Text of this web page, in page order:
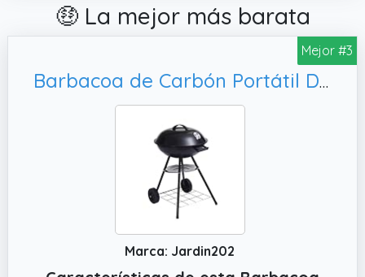
🤑 La mejor más barata
Mejor #3
Barbacoa de Carbón Portátil Dakota | Parrilla Redonda Estilo Kettle | Exteriores, Jardín y Camping | Parrilla de Ø 45 cm
Marca: Jardin202